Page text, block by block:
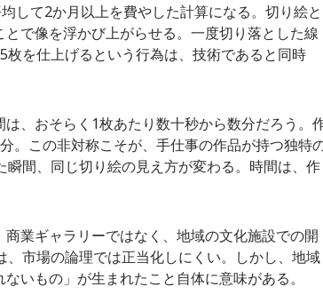
して2か月以上を費やした計算になる。切り絵と
で像を浮かび上がらせる。一度切り落とした線
を仕上げるという行為は、技術であると同時
、おそらく1枚あたり数十秒から数分だろう。
。この非対称こそが、手仕事の作品が持つ独特
間、同じ切り絵の見え方が変わる。時間は、作
業ギャラリーではなく、地域の文化施設での開
市場の論理では正当化しにくい。しかし、地域
いもの」が生まれたこと自体に意味がある。